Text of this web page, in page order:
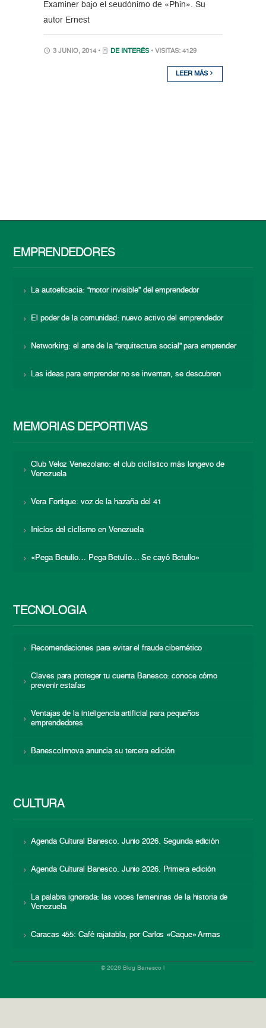
Examiner bajo el seudónimo de «Phin». Su
autor Ernest
3 JUNIO, 2014 • DE INTERÉS • VISITAS: 4129
LEER MÁS
EMPRENDEDORES
La autoeficacia: “motor invisible” del emprendedor
El poder de la comunidad: nuevo activo del emprendedor
Networking: el arte de la “arquitectura social” para emprender
Las ideas para emprender no se inventan, se descubren
MEMORIAS DEPORTIVAS
Club Veloz Venezolano: el club ciclístico más longevo de
Venezuela
Vera Fortique: voz de la hazaña del 41
Inicios del ciclismo en Venezuela
«Pega Betulio… Pega Betulio… Se cayó Betulio»
TECNOLOGÍA
Recomendaciones para evitar el fraude cibernético
Claves para proteger tu cuenta Banesco: conoce cómo
prevenir estafas
Ventajas de la inteligencia artificial para pequeños
emprendedores
BanescoInnova anuncia su tercera edición
CULTURA
Agenda Cultural Banesco. Junio 2026. Segunda edición
Agenda Cultural Banesco. Junio 2026. Primera edición
La palabra ignorada: las voces femeninas de la historia de
Venezuela
Caracas 455: Café rajatabla, por Carlos «Caque» Armas
© 2026 Blog Banesco |